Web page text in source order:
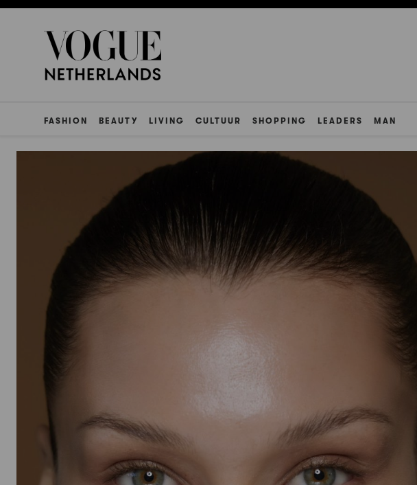
FASHION BEAUTY LIVING CULTUUR SHOPPING LEADERS MAN